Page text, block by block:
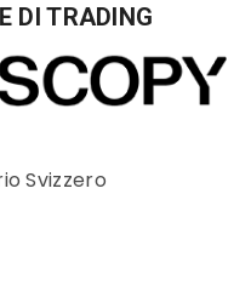
DI TRADING
Svizzero